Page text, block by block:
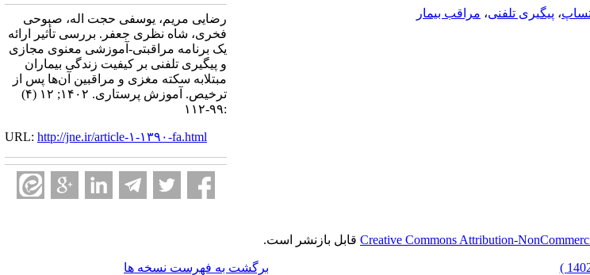
، پیگیری تلفنی، مراقب بیمار
رضایی مریم، یوسفی حجت اله، صبوحی
فخری، شاه نظری جعفر. بررسی تأثیر ارائه
یک برنامه مراقبتی-آموزشی معنوی مجازی
و پیگیری تلفنی بر کیفیت زندگی بیماران
مبتلابه سکته مغزی و مراقبین آن‌ها پس از
ترخیص. آموزش پرستاری. ۱۴۰۲; ۱۲ (۴)
:۹۹-۱۱۲
URL: http://jne.ir/article-۱-۱۳۹۰-fa.html
Creative Commons Attribution- قابل بازنشر است.
برگشت به فهرست نسخه ها